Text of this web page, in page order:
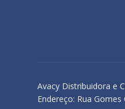
Avacy Distribuidora e
Endereço: Rua